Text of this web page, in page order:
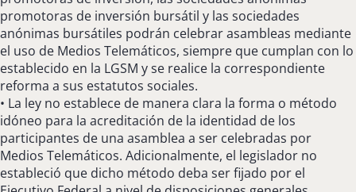
promotoras de inversión bursátil y las sociedades
anónimas bursátiles podrán celebrar asambleas mediante
el uso de Medios Telemáticos, siempre que cumplan con lo
establecido en la LGSM y se realice la correspondiente
reforma a sus estatutos sociales.
• La ley no establece de manera clara la forma o método
idóneo para la acreditación de la identidad de los
participantes de una asamblea a ser celebradas por
Medios Telemáticos. Adicionalmente, el legislador no
estableció que dicho método deba ser fijado por el